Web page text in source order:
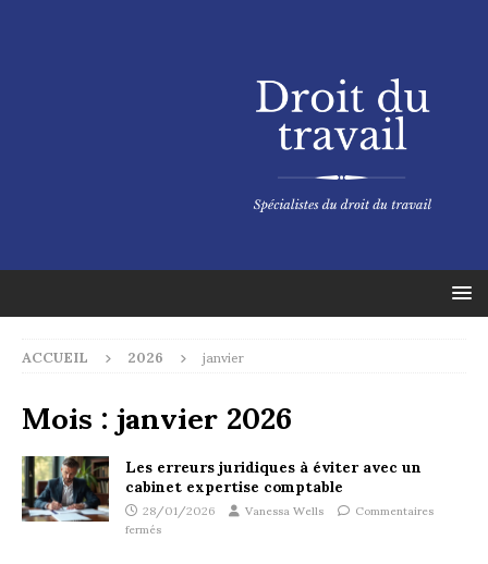
ACCUEIL 2026 janvier
Mois :janvier 2026
Les erreurs juridiques à éviter avec un
cabinet expertise comptable
28/01/2026 Vanessa Wells Commentaires
fermés